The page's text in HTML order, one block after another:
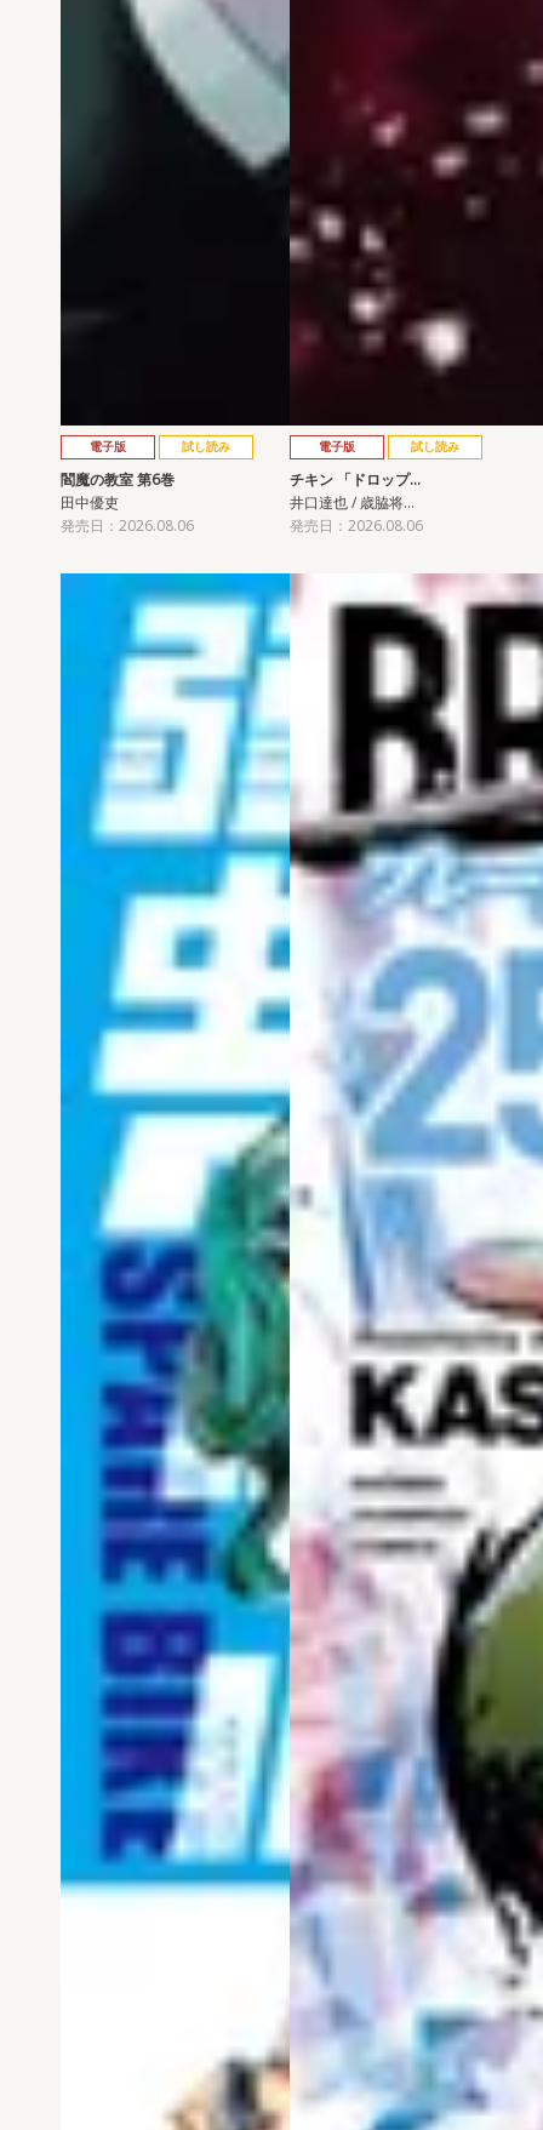
電子版 試し読み
閻魔の教室 第6巻
田中優吏
発売日：2026.08.06
電子版 試し読み
チキン 「ドロップ…
井口達也 / 歳脇将…
発売日：2026.08.06